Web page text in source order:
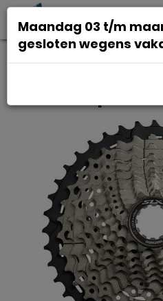
Maandag 03 t/m
gesloten wegens